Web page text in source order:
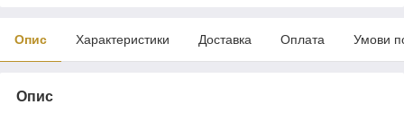
Опис Характеристики Доставка Оплата Умови
Опис